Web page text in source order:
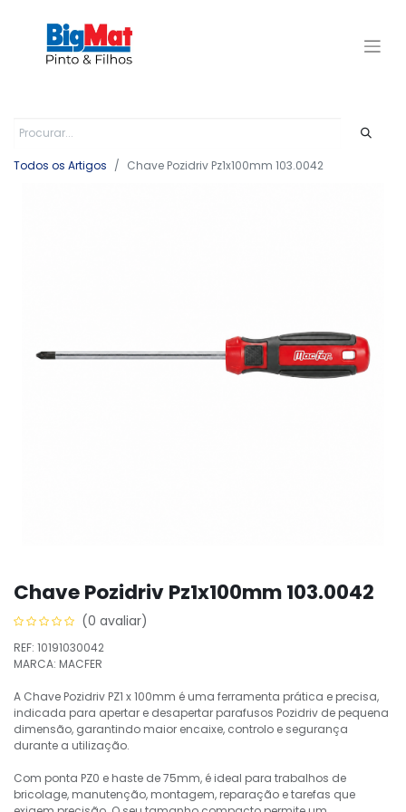
Todos os Artigos Chave Pozidriv Pz1x100mm 103.0042
Chave Pozidriv Pz1x100mm 103.0042
(0 avaliar)
REF: 10191030042
MARCA: MACFER
A Chave Pozidriv PZ1 x 100mm é uma ferramenta prática e precisa,
indicada para apertar e desapertar parafusos Pozidriv de pequena
dimensão, garantindo maior encaixe, controlo e segurança
durante a utilização.
Com ponta PZ0 e haste de 75mm, é ideal para trabalhos de
bricolage, manutenção, montagem, reparação e tarefas que